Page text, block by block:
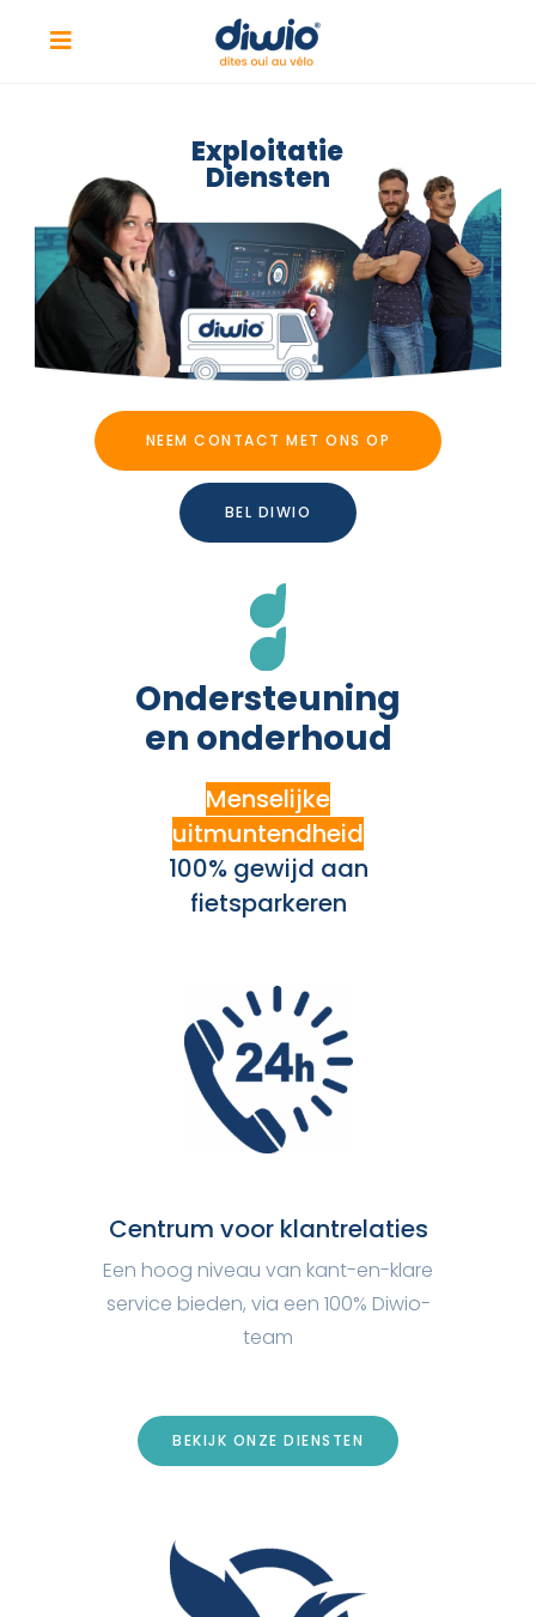
Exploitatie
Diensten
NEEM CONTACT MET ONS OP
BEL DIWIO
Ondersteuning
en onderhoud
Menselijke
uitmuntendheid
100% gewijd aan
fietsparkeren
Centrum voor klantrelaties
Een hoog niveau van kant-en-klare
service bieden, via een 100% Diwio-
team
BEKIJK ONZE DIENSTEN